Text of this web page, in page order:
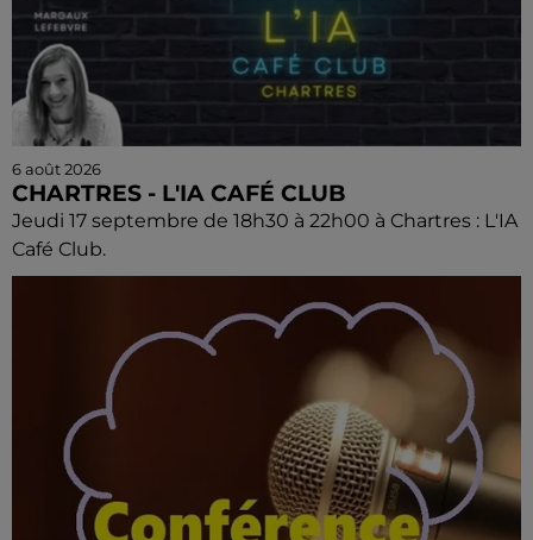
6 août 2026
CHARTRES - L'IA CAFÉ CLUB
Jeudi 17 septembre de 18h30 à 22h00 à Chartres : L'IA
Café Club.